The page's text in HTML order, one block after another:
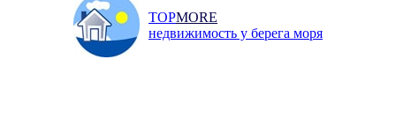
TOPMORE
недвижимость у берега моря